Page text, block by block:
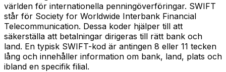
världen för internationella penningöverföringar. SWIFT
står för Society for Worldwide Interbank Financial
Telecommunication. Dessa koder hjälper till att
säkerställa att betalningar dirigeras till rätt bank och
land. En typisk SWIFT-kod är antingen 8 eller 11 tecken
lång och innehåller information om bank, land, plats och
ibland en specifik filial.